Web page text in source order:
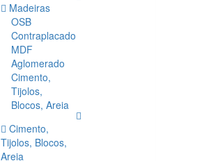
Madeiras
OSB
Contraplacado
MDF
Aglomerado
Cimento,
Tijolos,
Blocos, Areia
Cimento,
Tijolos, Blocos,
Areia